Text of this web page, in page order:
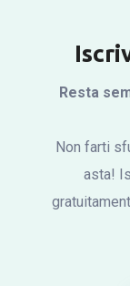
Resta
Non farti
asta!